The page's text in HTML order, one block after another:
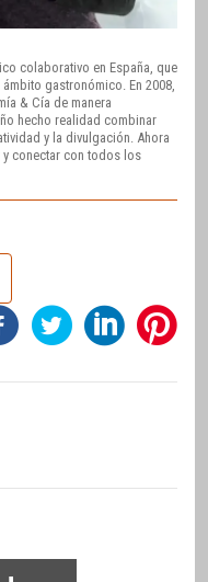
colaborativo en España, que
gastronómico. En 2008,
& Cía de manera
hecho realidad combinar
y la divulgación. Ahora
conectar con todos los